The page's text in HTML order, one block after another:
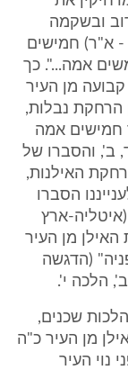
ובשקמה
- א"ר) חמישים
אמה...". כך
מן העיר
הרחקת נבלות,
חמישים אמה
ב', והסברו של
האילנות,
הסברו
ארץ
מן העיר
(הדגשה
הלכה י'.
שכנים,
מן העיר כ"ה
נוי העיר